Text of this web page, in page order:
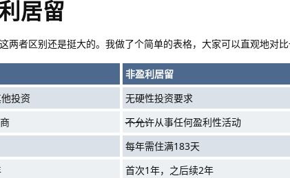
居留
两者区别还是挺大的。我做了个简单的表格，大家可以直观地对
非盈利居留
投资
无硬性投资要求
不允许从事任何盈利性活动
每年需住满183天
首次1年，之后续2年